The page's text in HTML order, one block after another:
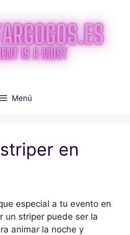
Menú
en
especial a tu evento en
un striper puede ser la
animar la noche y